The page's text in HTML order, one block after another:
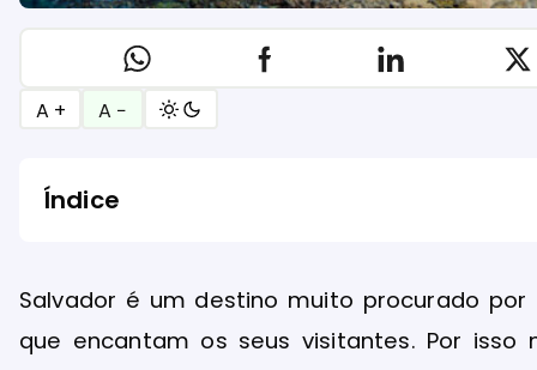
A + A −
Índice
Salvador é um destino muito procurado
que encantam os seus visitantes. Por